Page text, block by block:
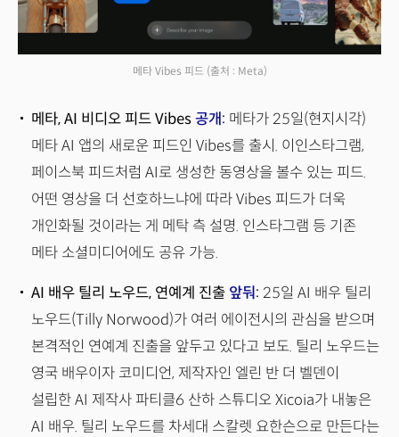
메타 Vibes 피드 (출처 : Meta)
메타, AI 비디오 피드 Vibes공개: 메타가 25일(현지시각)
메타 AI 앱의 새로운 피드인 Vibes를 출시. 이인스타그램,
페이스북 피드처럼 AI로 생성한 동영상을 볼수 있는 피드.
어떤 영상을 더 선호하느냐에 따라 Vibes 피드가 더욱
개인화될 것이라는 게 메탁 측 설명. 인스타그램 등 기존
메타 소셜미디어에도 공유 가능.
AI 배우 틸리 노우드, 연예계 진출 앞둬: 25일 AI 배우 틸리
노우드(Tilly Norwood)가 여러 에이전시의 관심을 받으며
본격적인 연예계 진출을 앞두고 있다고 보도. 틸리 노우드는
영국 배우이자 코미디언, 제작자인 엘린 반 더 벨덴이
설립한 AI 제작사 파티클6 산하 스튜디오 Xicoia가 내놓은
AI 배우. 틸리 노우드를 차세대 스칼렛 요한슨으로 만든다는